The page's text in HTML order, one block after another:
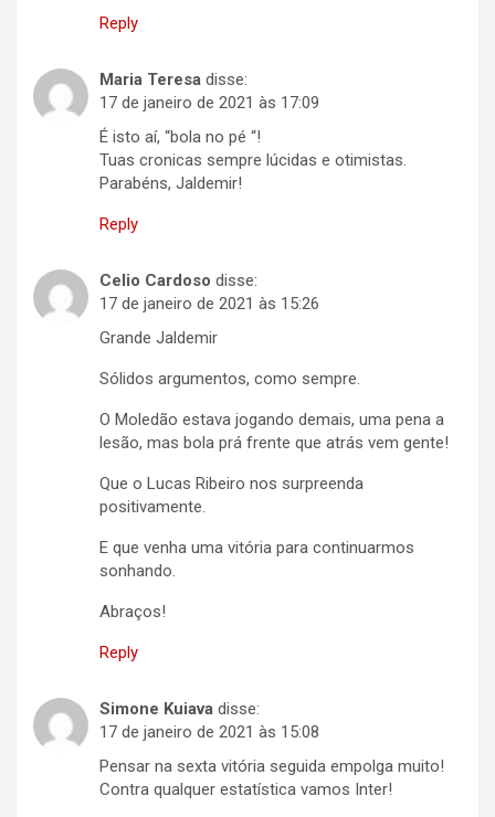
Reply
Maria Teresa disse:
17 de janeiro de 2021 às 17:09
É isto aí, “bola no pé “!
Tuas cronicas sempre lúcidas e otimistas.
Parabéns, Jaldemir!
Reply
Celio Cardoso disse:
17 de janeiro de 2021 às 15:26
Grande Jaldemir
Sólidos argumentos, como sempre.
O Moledão estava jogando demais, uma pena a
lesão, mas bola prá frente que atrás vem gente!
Que o Lucas Ribeiro nos surpreenda
positivamente.
E que venha uma vitória para continuarmos
sonhando.
Abraços!
Reply
Simone Kuiava disse:
17 de janeiro de 2021 às 15:08
Pensar na sexta vitória seguida empolga muito!
Contra qualquer estatística vamos Inter!